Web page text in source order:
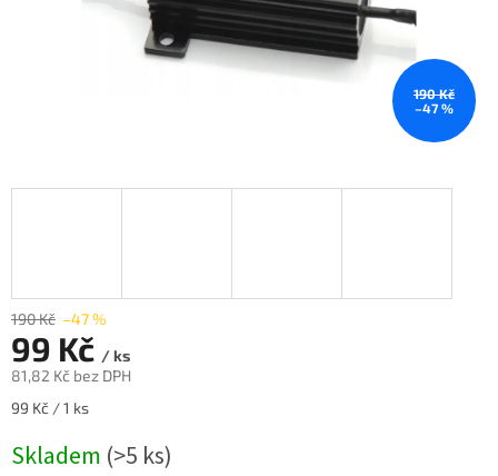
190 Kč
–47 %
190 Kč –47 %
99 Kč / ks
81,82 Kč bez DPH
Měrná
99 Kč / 1 ks
Skladem (>5 ks)